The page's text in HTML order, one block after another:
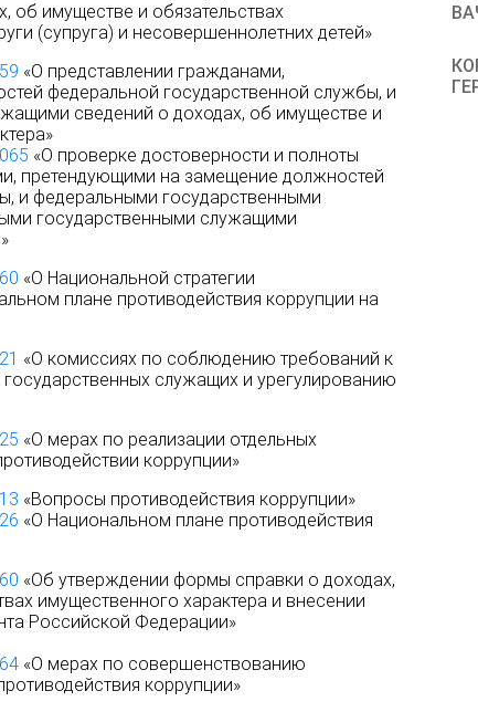
об имуществе и обязательствах
(супруга) и несовершеннолетних детей»
«О представлении гражданами,
федеральной государственной службы, и
сведений о доходах, об имуществе и
«О проверке достоверности и полноты
претендующими на замещение должностей
и федеральными государственными
государственными служащими
«О Национальной стратегии
плане противодействия коррупции на
«О комиссиях по соблюдению требований к
служащих и урегулированию
«О мерах по реализации отдельных
коррупции»
«Вопросы противодействия коррупции»
«О Национальном плане противодействия
«Об утверждении формы справки о доходах,
имущественного характера и внесении
Российской Федерации»
«О мерах по совершенствованию
коррупции»